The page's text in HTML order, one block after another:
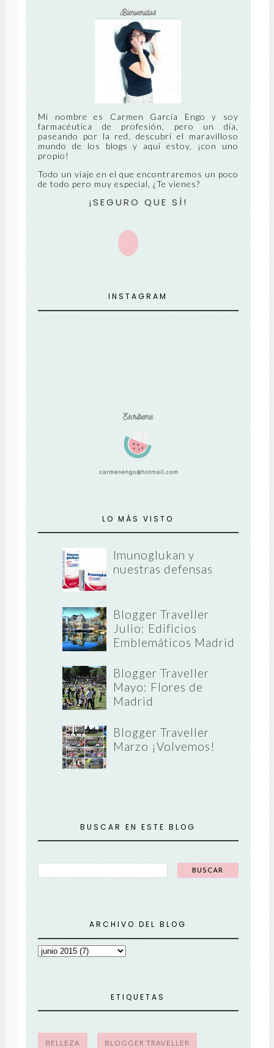
NT
E
Mi nombre es Carmen García Engo y soy
farmacéutica de profesión, pero un día,
paseando por la red, descubrí el maravilloso
mundo de los blogs y aquí estoy, ¡con uno
propio!
Todo un viaje en el que encontraremos un poco
de todo pero muy especial, ¿Te vienes?
¡SEGURO QUE SÍ!
+
INSTAGRAM
LO MÁS VISTO
Imunoglukan y
nuestras defensas
Blogger Traveller
Julio: Edificios
Emblemáticos Madrid
Blogger Traveller
Mayo: Flores de
Madrid
Blogger Traveller
Marzo ¡Volvemos!
BUSCAR EN ESTE BLOG
ARCHIVO DEL BLOG
ETIQUETAS
BELLEZA BLOGGER TRAVELLER